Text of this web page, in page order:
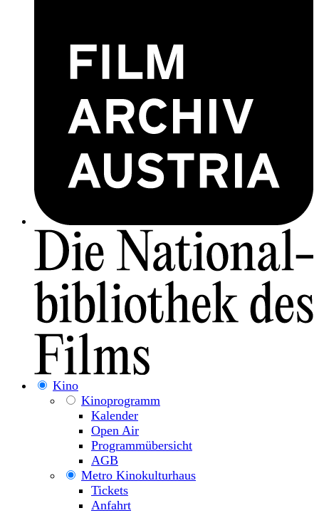
Kino
Kinoprogramm
Kalender
Open Air
Programmübersicht
AGB
Metro Kinokulturhaus
Tickets
Anfahrt